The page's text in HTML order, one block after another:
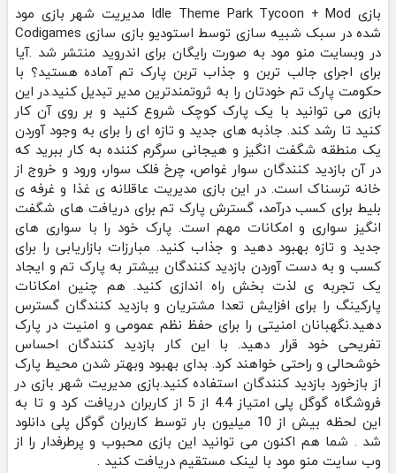
بازی Idle Theme Park Tycoon + Mod مدیریت شهر بازی مود
شده در سبک شبیه سازی توسط استودیو بازی سازی Codigames
در وبسایت منو مود به صورت رایگان برای اندروید منتشر شد .آیا
برای اجرای جالب تربن و جذاب تربن پارک تم آماده هستید؟ با
حکومت پارک تم خودتان را به ثروتمندترین مدیر تبدیل کنید.در این
بازی می توانید با یک پارک کوچک شروع کنید و بر روی آن کار
کنید تا رشد کند. جاذبه های جدید و تازه ای را برای به وجود آوردن
یک منطقه شگفت انگیز و هیجانی سرگرم کننده به کار ببرید که
در آن بازدید کنندگان سوار غواص، چرخ فلک سوار، ورود و خروج از
خانه ترسناک است. در این بازی مدیریت عاقلانه ی غذا و غرفه ی
بلیط برای کسب درآمد، گسترش پارک تم برای دریافت های شگفت
انگیز سواری و امکانات مهم است. پارک خود را با سواری های
جدید و تازه بهبود دهید و جذاب کنید. مبارزات بازاریابی را برای
کسب و به دست آوردن بازدید کنندگان بیشتر به پارک تم و ایجاد
یک تجربه ی لذت بخش راه اندازی کنید. هم چنین امکانات
پارکینگ را برای افزایش تعدا مشتریان و بازدید کنندگان گسترس
دهید.نگهبانان امنیتی را برای حفظ نظم عمومی و امنیت در پارک
تفریحی خود قرار دهید. با این کار بازدید کنندگان احساس
خوشحالی و راحتی خواهند کرد. بدای بهبود وبهتر شدن محیط پارک
از بازخورد بازدید کنندگان استفاده کنید.بازی مدیریت شهر بازی در
فروشگاه گوگل پلی امتیاز 4.4 از 5 از کاربران دریافت کرد و تا به
این لحظه بیش از 10 میلیون بار توسط کاربران گوگل پلی دانلود
شد . شما هم اکنون می توانید این بازی محبوب و پرطرفدار را از
وب سایت منو مود با لینک مستقیم دریافت کنید .